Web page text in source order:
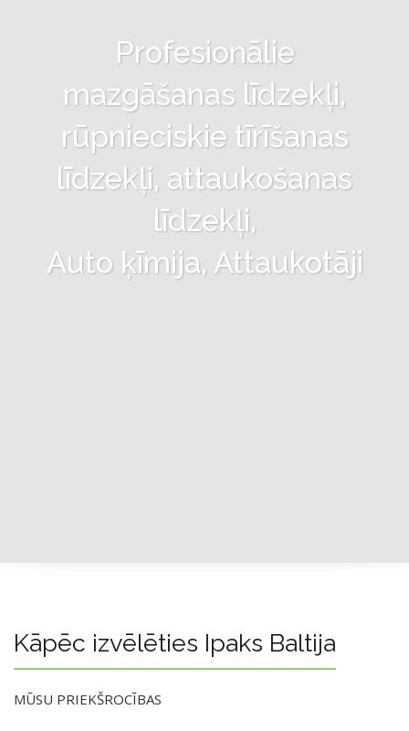
Profesionālie
mazgāšanas līdzekļi,
rūpnieciskie tīrīšanas
līdzekļi, attaukošanas
līdzekļi,
Auto ķīmija, Attaukotāji
Kāpēc izvēlēties Ipaks Baltija
MŪSU PRIEKŠROCĪBAS